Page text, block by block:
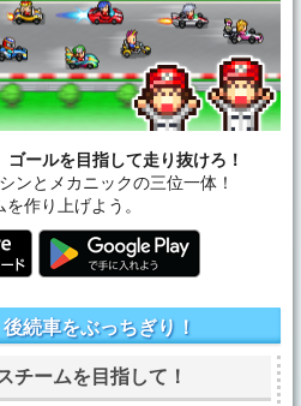
ールを目指して走り抜けろ！
ンとメカニックの三位一体！
作り上げよう。
続車をぶっちぎり！
チームを目指して！